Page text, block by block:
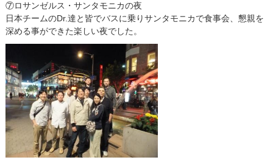
⑦ロサンゼルス・サンタモニカの夜
日本チームのDr.達と皆でバスに乗りサンタモニカで食事会、懇親を
深める事ができた楽しい夜でした。